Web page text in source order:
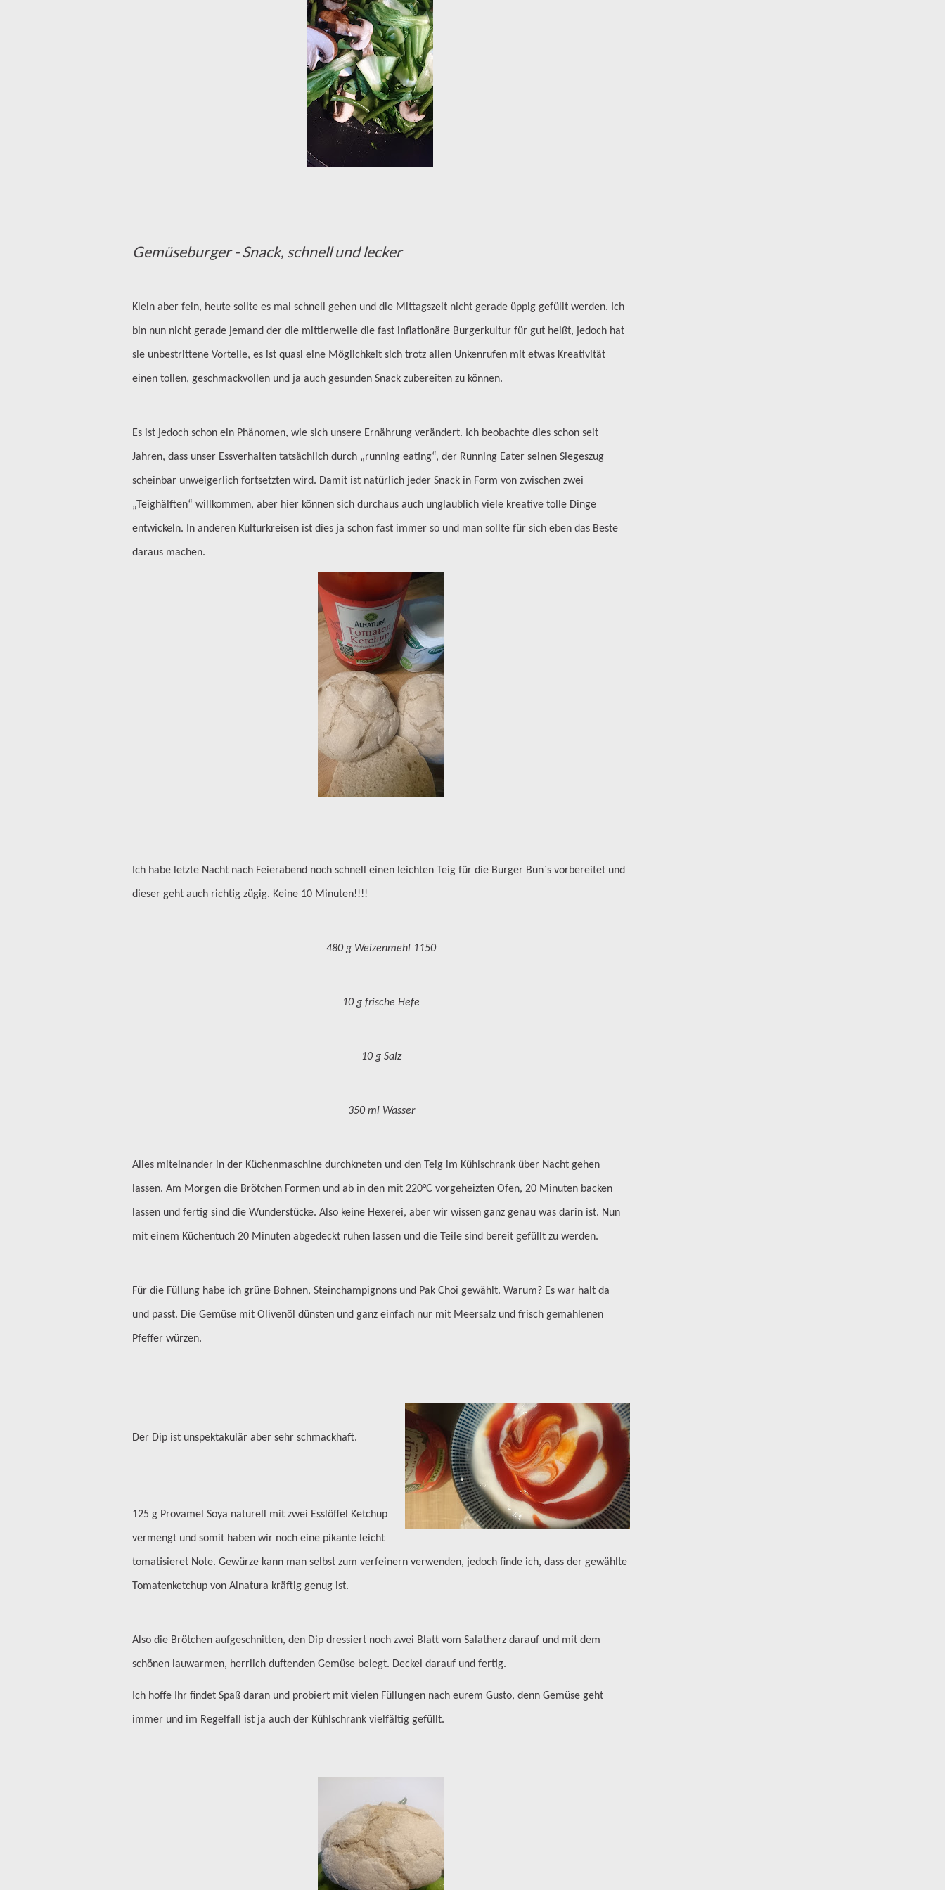
Gemüseburger - Snack, schnell und lecker
Klein aber fein, heute sollte es mal schnell gehen und die Mittagszeit nicht gerade üppig gefüllt werden. Ich
bin nun nicht gerade jemand der die mittlerweile die fast inflationäre Burgerkultur für gut heißt, jedoch hat
sie unbestrittene Vorteile, es ist quasi eine Möglichkeit sich trotz allen Unkenrufen mit etwas Kreativität
einen tollen, geschmackvollen und ja auch gesunden Snack zubereiten zu können.
Es ist jedoch schon ein Phänomen, wie sich unsere Ernährung verändert. Ich beobachte dies schon seit
Jahren, dass unser Essverhalten tatsächlich durch „running eating“, der Running Eater seinen Siegeszug
scheinbar unweigerlich fortsetzten wird. Damit ist natürlich jeder Snack in Form von zwischen zwei
„Teighälften“ willkommen, aber hier können sich durchaus auch unglaublich viele kreative tolle Dinge
entwickeln. In anderen Kulturkreisen ist dies ja schon fast immer so und man sollte für sich eben das Beste
daraus machen.
Ich habe letzte Nacht nach Feierabend noch schnell einen leichten Teig für die Burger Bun`s vorbereitet und
dieser geht auch richtig zügig. Keine 10 Minuten!!!!
480 g Weizenmehl 1150
10 g frische Hefe
10 g Salz
350 ml Wasser
Alles miteinander in der Küchenmaschine durchkneten und den Teig im Kühlschrank über Nacht gehen
lassen. Am Morgen die Brötchen Formen und ab in den mit 220°C vorgeheizten Ofen, 20 Minuten backen
lassen und fertig sind die Wunderstücke. Also keine Hexerei, aber wir wissen ganz genau was darin ist. Nun
mit einem Küchentuch 20 Minuten abgedeckt ruhen lassen und die Teile sind bereit gefüllt zu werden.
Für die Füllung habe ich grüne Bohnen, Steinchampignons und Pak Choi gewählt. Warum? Es war halt da
und passt. Die Gemüse mit Olivenöl dünsten und ganz einfach nur mit Meersalz und frisch gemahlenen
Pfeffer würzen.
Der Dip ist unspektakulär aber sehr schmackhaft.
125 g Provamel Soya naturell mit zwei Esslöffel Ketchup
vermengt und somit haben wir noch eine pikante leicht
tomatisieret Note. Gewürze kann man selbst zum verfeinern verwenden, jedoch finde ich, dass der gewählte
Tomatenketchup von Alnatura kräftig genug ist.
Also die Brötchen aufgeschnitten, den Dip dressiert noch zwei Blatt vom Salatherz darauf und mit dem
schönen lauwarmen, herrlich duftenden Gemüse belegt. Deckel darauf und fertig.
Ich hoffe Ihr findet Spaß daran und probiert mit vielen Füllungen nach eurem Gusto, denn Gemüse geht
immer und im Regelfall ist ja auch der Kühlschrank vielfältig gefüllt.